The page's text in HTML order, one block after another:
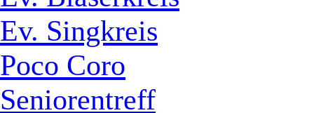
Ev. Singkreis
Poco Coro
Seniorentreff